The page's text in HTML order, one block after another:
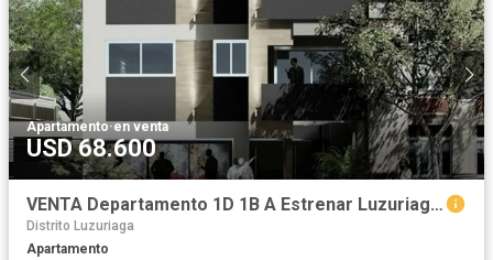
Apartamento·en venta
USD 68.600
VENTA Departamento 1D 1B A Estrenar Luzuriaga Maipu
Distrito Luzuriaga
Apartamento